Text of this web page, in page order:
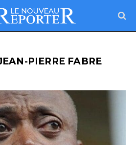
PIERRE FABRE